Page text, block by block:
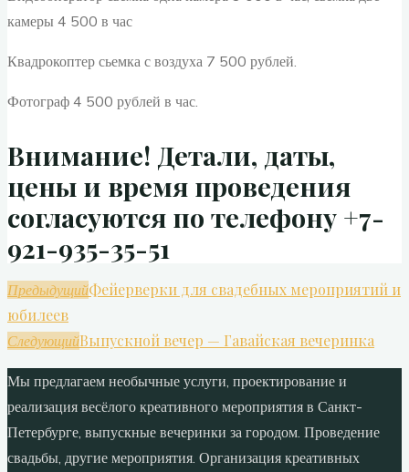
камеры 4 500 в час
Квадрокоптер сьемка с воздуха 7 500 рублей.
Фотограф 4 500 рублей в час.
Внимание! Детали, даты,
цены и время проведения
согласуются по телефону +7-
921-935-35-51
ПредыдущийФейерверки для свадебных мероприятий и
юбилеев
СледующийВыпускной вечер — Гавайская вечеринка
Мы предлагаем необычные услуги, проектирование и
реализация весёлого креативного мероприятия в Санкт-
Петербурге, выпускные вечеринки за городом. Проведение
свадьбы, другие мероприятия. Организация креативных